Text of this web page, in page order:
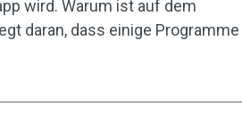
wird. Warum ist auf dem
daran, dass einige Programme